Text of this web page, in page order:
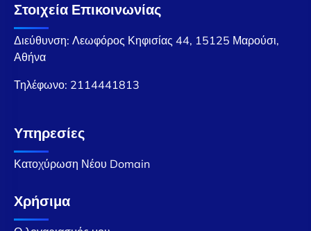
Στοιχεία Επικοινωνίας
Διεύθυνση: Λεωφόρος Κηφισίας 44, 15125 Μαρούσι,
Αθήνα
Τηλέφωνο: 2114441813
Υπηρεσίες
Κατοχύρωση Νέου Domain
Χρήσιμα